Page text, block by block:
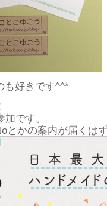
も好きです^^*
です。
とかの案内が届くは